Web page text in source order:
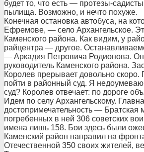
будет то, что есть — протезы-
пылища. Возможно, и нечто похуже.
Конечная остановка автобуса, на
Ефремове, — село Архангельское.
Каменского района. Как видим, у
райцентра — другое.
— Аркадия Петровича Родионова.
руководитель Каменского района.
Королев прерывает довольно скоро.
пойти в районный суд. Я
суд? Королев отвечает: по дороге
Идем по селу Архангельскому.
достопримечательность — Братская
погребенных в ней 306 советских
имена лишь 158. Бои здесь были
Каменский район направил на
Отечественной 350 своих жителей,